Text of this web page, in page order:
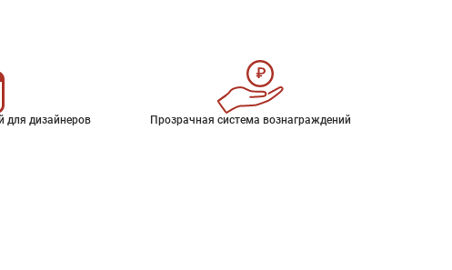
для дизайнеров Прозрачная система вознаграждений